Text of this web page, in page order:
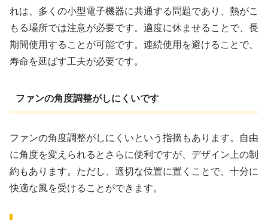
れは、多くの小型電子機器に共通する問題であり、熱がこ
もる場所では注意が必要です。適度に休ませることで、長
期間使用することが可能です。連続使用を避けることで、
寿命を延ばす工夫が必要です。
ファンの角度調整がしにくいです
ファンの角度調整がしにくいという指摘もあります。自由
に角度を変えられるとさらに便利ですが、デザイン上の制
約もあります。ただし、適切な位置に置くことで、十分に
快適な風を受けることができます。